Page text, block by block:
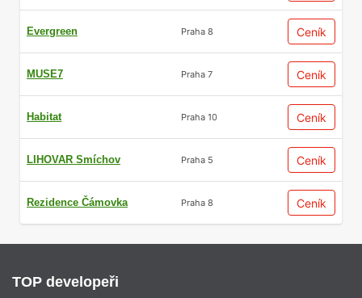
Evergreen Praha 8 Ceník
MUSE7 Praha 7 Ceník
Habitat Praha 10 Ceník
LIHOVAR Smíchov Praha 5 Ceník
Rezidence Čámovka Praha 8 Ceník
TOP developeři